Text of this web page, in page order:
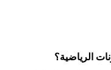
الرياضية؟